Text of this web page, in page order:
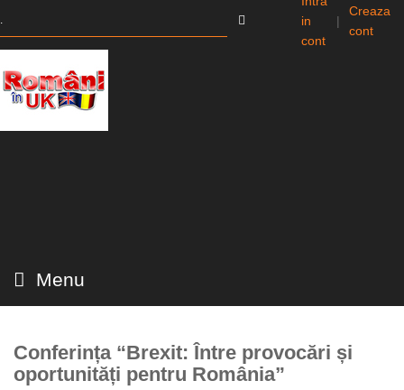
in
cont
|
Creaza
cont
Menu
Conferința “Brexit: Între provocări și
oportunități pentru România”